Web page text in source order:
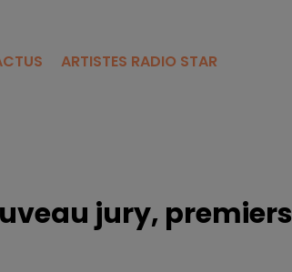
ARTISTES RADIO STAR
jury, premiers